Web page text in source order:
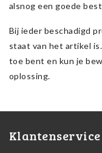
alsnog een goede
Bij ieder beschadigd
staat van het artikel
toe bent en kun je
oplossing.
Klantenservice